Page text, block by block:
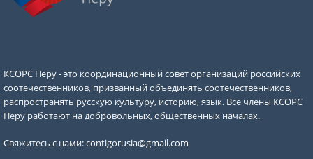
КСОРС Перу - это координационный совет организаций российских
соотечественников, призванный объединять соотечественников,
распространять русскую культуру, историю, язык. Все члены КСОРС
Перу работают на добровольных, общественных началах.
Свяжитесь с нами:contigorusia@gmail.com